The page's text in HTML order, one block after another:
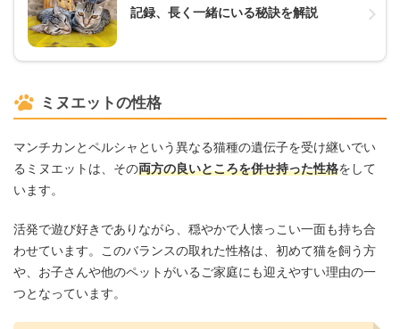
記録、長く一緒にいる秘訣を解説
ミヌエットの性格
マンチカンとペルシャという異なる猫種の遺伝子を受け継いでい
るミヌエットは、その両方の良いところを併せ持った性格をして
います。
活発で遊び好きでありながら、穏やかで人懐っこい一面も持ち合
わせています。このバランスの取れた性格は、初めて猫を飼う方
や、お子さんや他のペットがいるご家庭にも迎えやすい理由の一
つとなっています。